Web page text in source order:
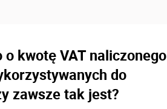
kwotę VAT naliczonego
do
zawsze tak jest?